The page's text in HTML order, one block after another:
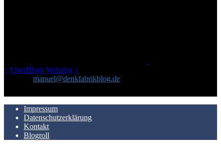
< UberBlogr Webring >
manuel@denkfabrikblog.de
Impressum
Datenschutzerklärung
Kontakt
Blogroll